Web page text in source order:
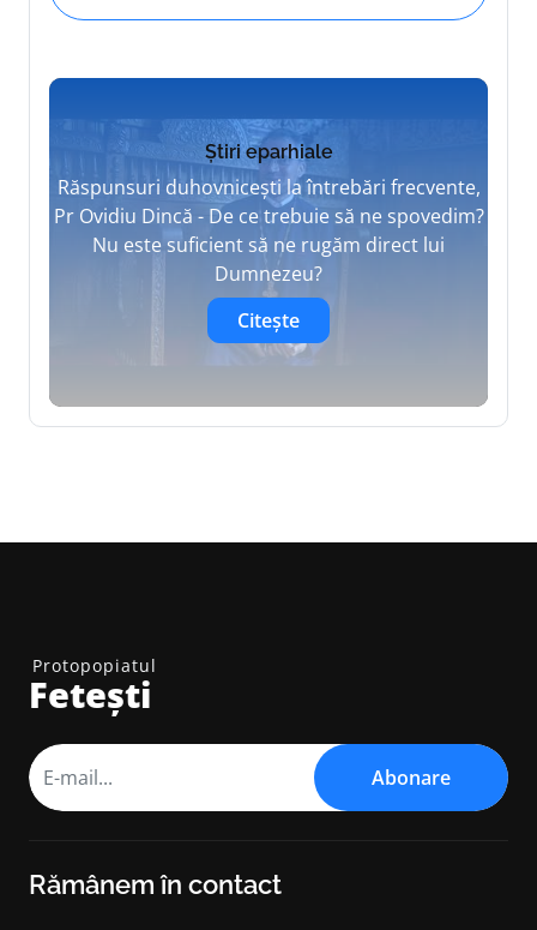
Știri eparhiale
Răspunsuri duhovnicești la întrebări frecvente,
Pr Ovidiu Dincă - De ce trebuie să ne spovedim?
Nu este suficient să ne rugăm direct lui
Dumnezeu?
Citește
Protopopiatul
Fetești
Abonare
Rămânem în contact